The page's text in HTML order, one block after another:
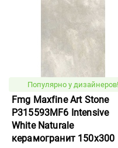
Популярно у дизайнеров!
Fmg Maxfine Art Stone
P315593MF6 Intensive
White Naturale
керамогранит 150x300